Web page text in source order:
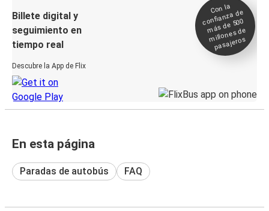
Billete digital y
seguimiento en
tiempo real
Descubre la App de Flix
Con la
confianza de
más de 500
millones de
pasajeros
En esta página
Paradas de autobús FAQ